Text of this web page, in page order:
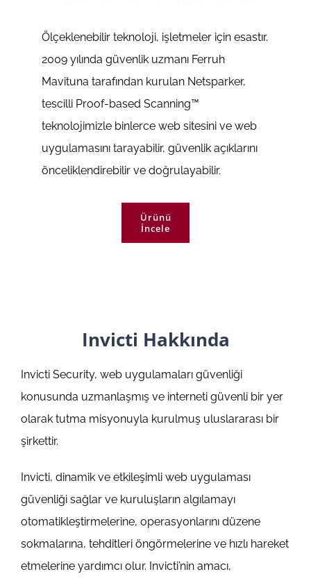
Ölçeklenebilir teknoloji, işletmeler için esastır.
2009 yılında güvenlik uzmanı Ferruh
Mavituna tarafından kurulan Netsparker,
tescilli Proof-based Scanning™
teknolojimizle binlerce web sitesini ve web
uygulamasını tarayabilir, güvenlik açıklarını
önceliklendirebilir ve doğrulayabilir.
Ürünü
İncele
Invicti Hakkında
Invicti Security, web uygulamaları güvenliği
konusunda uzmanlaşmış ve interneti güvenli bir yer
olarak tutma misyonuyla kurulmuş uluslararası bir
şirkettir.
Invicti, dinamik ve etkileşimli web uygulaması
güvenliği sağlar ve kuruluşların algılamayı
otomatikleştirmelerine, operasyonlarını düzene
sokmalarına, tehditleri öngörmelerine ve hızlı hareket
etmelerine yardımcı olur. Invicti’nin amacı,